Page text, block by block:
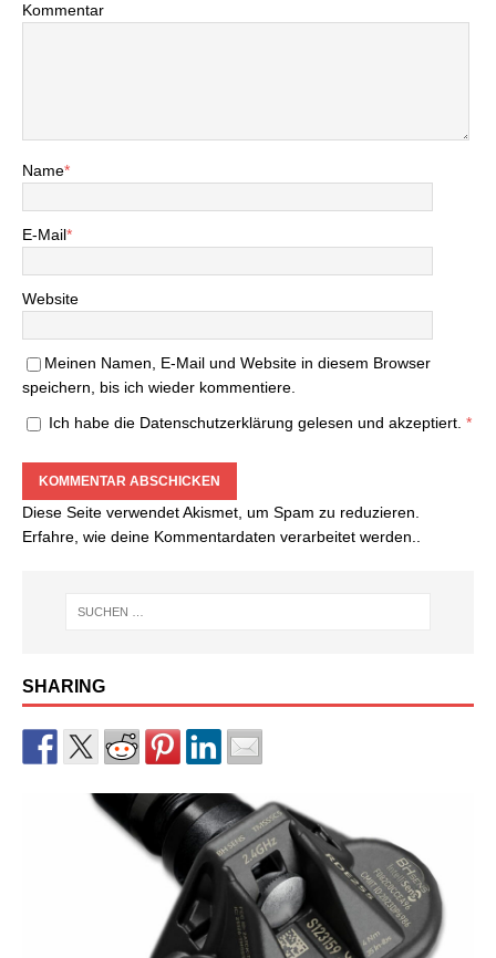
Kommentar
Name*
E-Mail*
Website
Meinen Namen, E-Mail und Website in diesem Browser
speichern, bis ich wieder kommentiere.
Ich habe die Datenschutzerklärung gelesen und akzeptiert. *
Diese Seite verwendet Akismet, um Spam zu reduzieren.
Erfahre, wie deine Kommentardaten verarbeitet werden.
SHARING